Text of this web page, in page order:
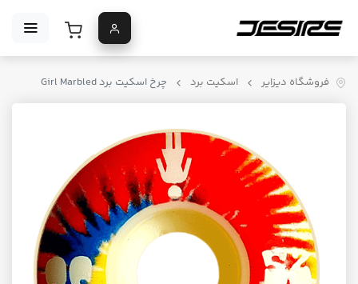
فروشگاه دیزایر اسکیت برد چرخ اسکیت برد Girl Marbled